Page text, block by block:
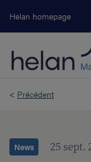
Helan homepage
< Précédent
News 25 sept.